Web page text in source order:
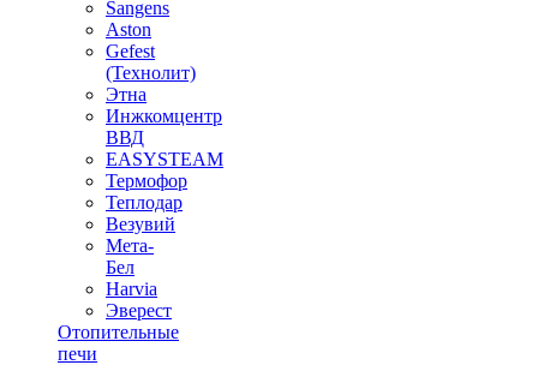
Sangens
Aston
Gefest
(Технолит)
Этна
Инжкомцентр
ВВД
EASYSTEAM
Термофор
Теплодар
Везувий
Мета-
Бел
Harvia
Эверест
Отопительные
печи